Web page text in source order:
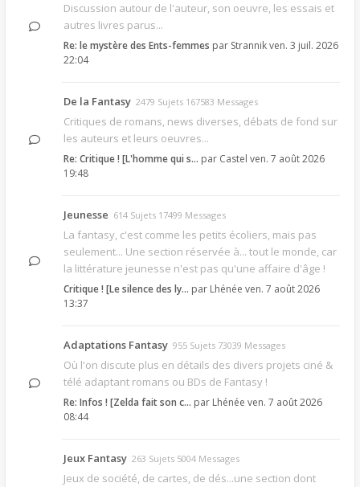
Discussion autour de l'auteur, son oeuvre, les essais et
autres livres parus...
Re: le mystère des Ents-femmes par Strannikven. 3 juil. 2026
22:04
De la Fantasy 2479 Sujets 167583 Messages
Critiques de romans, news diverses, débats de fond sur
les auteurs et leurs oeuvres...
Re: Critique ! [L'homme qui s… par Castel ven. 7 août 2026
19:48
Jeunesse 614 Sujets 17499 Messages
La fantasy, c'est comme les petits écoliers, mais pas
seulement... Une section réservée à... tout le monde, car
la littérature jeunesse n'est pas qu'une affaire d'âge !
Critique ! [Le silence des ly… par Lhénée ven. 7 août 2026
13:37
Adaptations Fantasy 955 Sujets 73039 Messages
Où l'on discute plus en détails des divers projets ciné &
télé adaptant romans ou BDs de Fantasy !
Re: Infos ! [Zelda fait son c… par Lhénée ven. 7 août 2026
08:44
Jeux Fantasy 263 Sujets 5004 Messages
Jeux de société, de cartes, de dés...une section dont